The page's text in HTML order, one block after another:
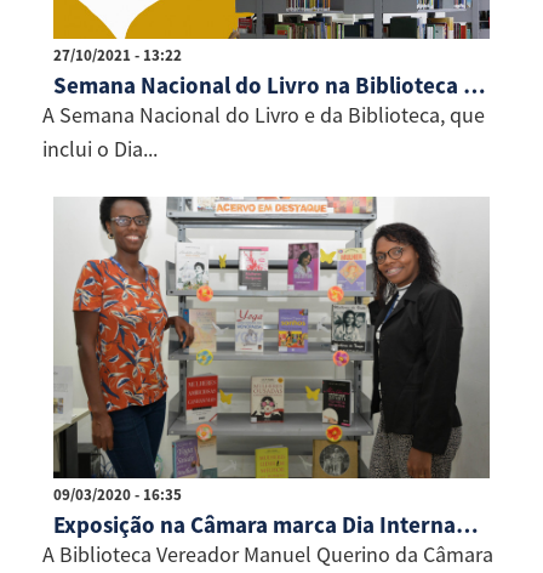
27/10/2021 - 13:22
Semana Nacional do Livro na Biblioteca Jorge Portugal
A Semana Nacional do Livro e da Biblioteca, que
inclui o Dia...
09/03/2020 - 16:35
Exposição na Câmara marca Dia Internacional da Mulher
A Biblioteca Vereador Manuel Querino da Câmara